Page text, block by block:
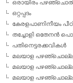
ഒരായിരം
ഒറ്റപ്പദം
കേരളപാണിനീയം
തച്ചോളി ഒതേനൻ
പതിനെട്ടരക്കവികള്‍
മലയാള
മലയാള
മലയാള